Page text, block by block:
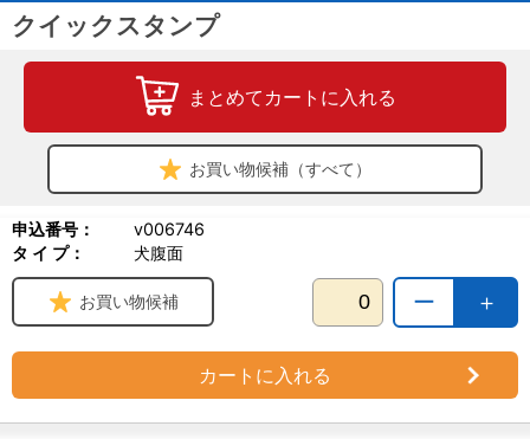
クイックスタンプ
まとめてカートに入れる
お買い物候補（すべて）
申込番号：
v006746
タ イ プ：
犬腹面
＋
ー
お買い物候補
カートに入れる